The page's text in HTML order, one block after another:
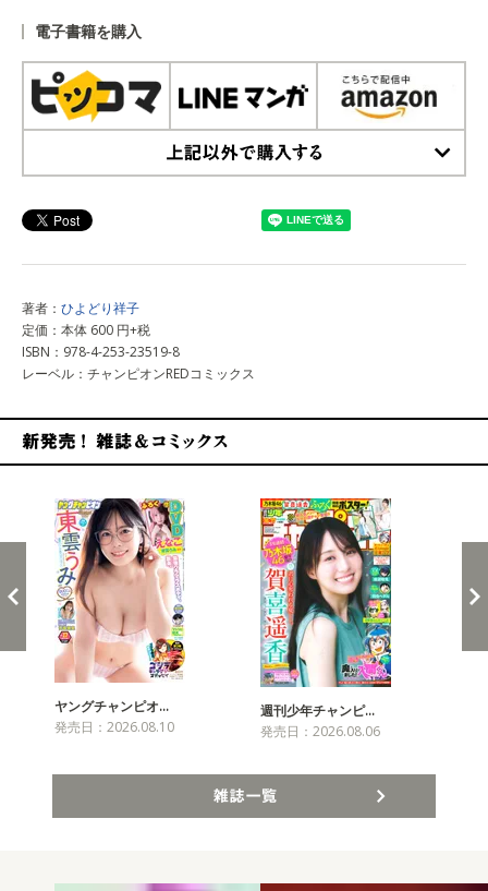
電子書籍を購入
著者： ひよどり祥子
定価：本体 600 円+税
ISBN：978-4-253-23519-8
レーベル：チャンピオンREDコミックス
ヤングチャンピオ…
発売日：2026.08.10
週刊少年チャンピ…
発売日：2026.08.06